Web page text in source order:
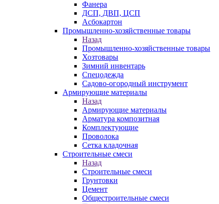
Фанера
ДСП, ДВП, ЦСП
Асбокартон
Промышленно-хозяйственные товары
Назад
Промышленно-хозяйственные товары
Хозтовары
Зимний инвентарь
Спецодежда
Садово-огородный инструмент
Армирующие материалы
Назад
Армирующие материалы
Арматура композитная
Комплектующие
Проволока
Сетка кладочная
Строительные смеси
Назад
Строительные смеси
Грунтовки
Цемент
Общестроительные смеси